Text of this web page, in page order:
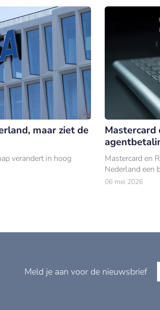
maar ziet de
verandert in hoog
Mastercard
Mastercard en
Nederland een
06 mei 2026
Meld je aan voor de nieuwsbrief